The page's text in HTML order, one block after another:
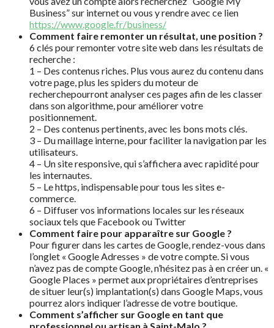
Business” sur internet ou vous y rendre avec ce lien
https://www.google.fr/business/
Comment faire remonter un résultat, une position ?
6 clés pour remonter votre site web dans les résultats de
recherche :
1 – Des contenus riches. Plus vous aurez du contenu dans
votre page, plus les spiders du moteur de
recherchepourront analyser ces pages afin de les classer
dans son algorithme, pour améliorer votre
positionnement.
2 – Des contenus pertinents, avec les bons mots clés.
3 – Du maillage interne, pour faciliter la navigation par les
utilisateurs.
4 – Un site responsive, qui s’affichera avec rapidité pour
les internautes.
5 – Le https, indispensable pour tous les sites e-
commerce.
6 – Diffuser vos informations locales sur les réseaux
sociaux tels que Facebook ou Twitter
Comment faire pour apparaître sur Google ?
Pour figurer dans les cartes de Google, rendez-vous dans
l’onglet « Google Adresses » de votre compte. Si vous
n’avez pas de compte Google, n’hésitez pas à en créer un. «
Google Places » permet aux propriétaires d’entreprises
de situer leur(s) implantation(s) dans Google Maps, vous
pourrez alors indiquer l’adresse de votre boutique.
Comment s’afficher sur Google en tant que